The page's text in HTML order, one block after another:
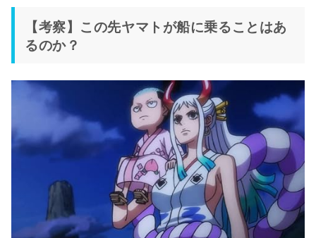
【考察】この先ヤマトが船に乗ることはあ
るのか？